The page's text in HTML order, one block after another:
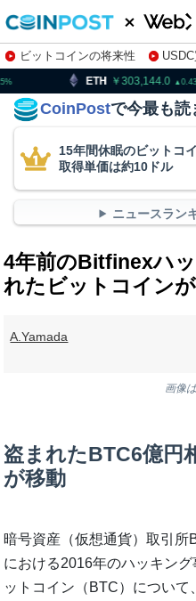
ビットコインの将来性
株特集・関連銘柄
303,144.0 0.43 XRP
CoinPostで今最も読
15年間休眠のビットコ
取得単価は約10ドル
ニュースラン
4年前のBitfinexハ
れたビットコイン
A.Yamada
画像
盗まれたBTC6億円
が移動
暗号資産（仮想通貨）取引所
における2016年のハッキン
ットコイン（BTC）について